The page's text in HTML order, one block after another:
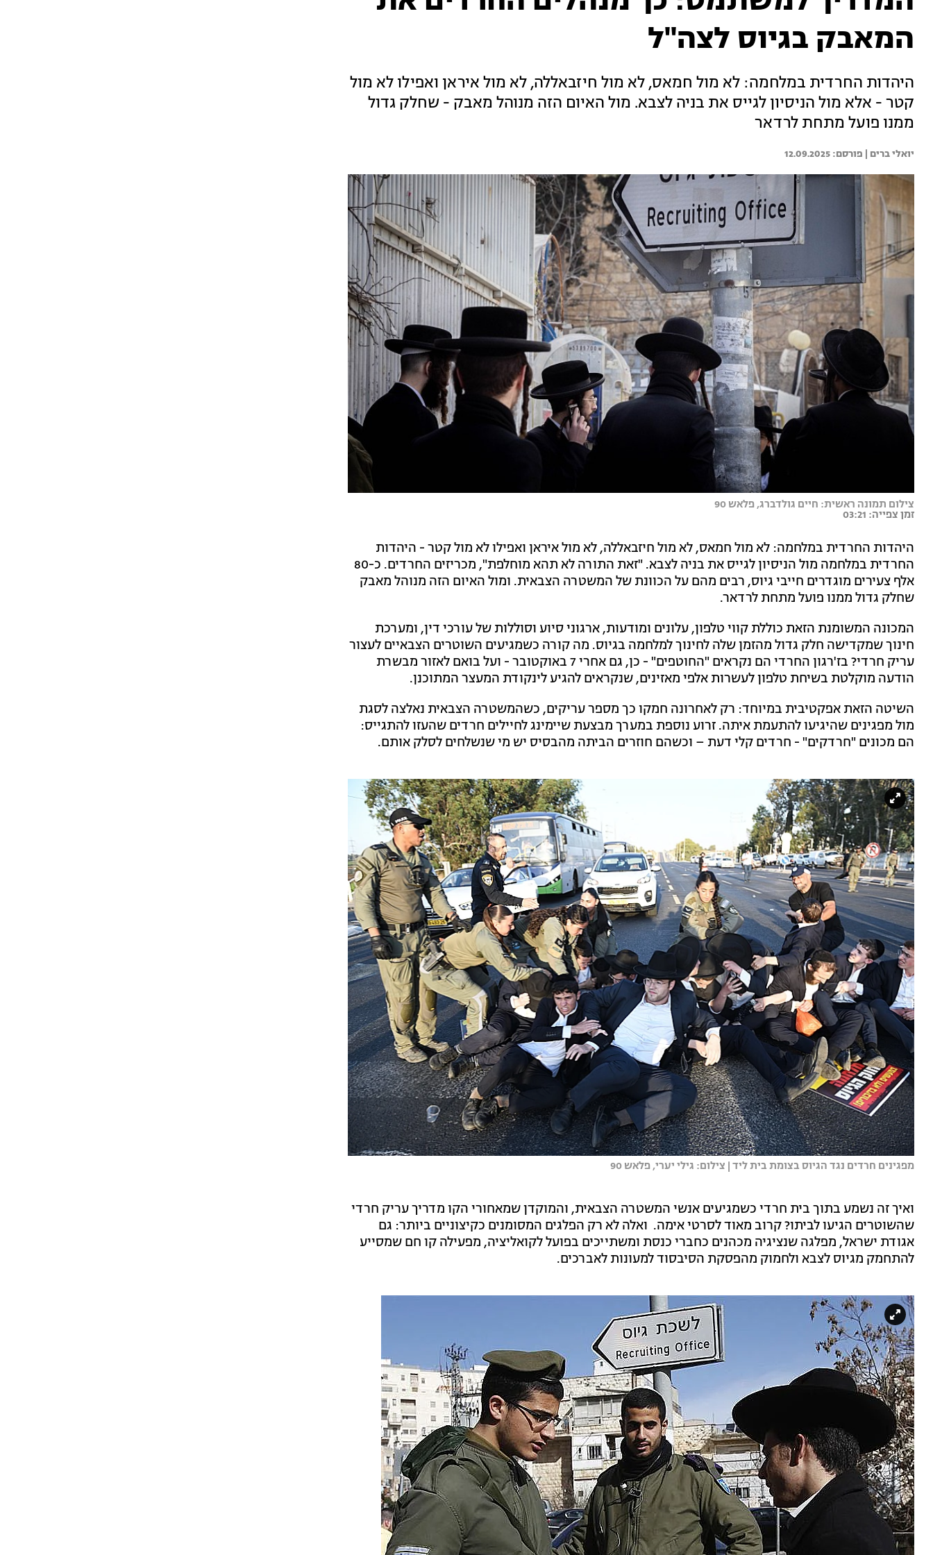
המאבק בגיוס לצה"ל
היהדות החרדית במלחמה: לא מול חמאס, לא מול חיזבאללה, לא מול איראן ואפילו לא מול
קטר - אלא מול הניסיון לגייס את בניה לצבא. מול האיום הזה מנוהל מאבק - שחלק גדול
ממנו פועל מתחת לרדאר
יואלי ברים | 12.09.2025
צילום תמונה ראשית: חיים גולדברג, פלאש 90
זמן צפייה: 03:21
היהדות החרדית במלחמה: לא מול חמאס, לא מול חיזבאללה, לא מול איראן ואפילו לא מול קטר - היהדות
החרדית במלחמה מול הניסיון לגייס את בניה לצבא. "זאת התורה לא תהא מוחלפת", מכריזים החרדים. כ-80
אלף צעירים מוגדרים חייבי גיוס, רבים מהם על הכוונת של המשטרה הצבאית. ומול האיום הזה מנוהל מאבק
שחלק גדול ממנו פועל מתחת לרדאר.
המכונה המשומנת הזאת כוללת קווי טלפון, עלונים ומודעות, ארגוני סיוע וסוללות של עורכי דין, ומערכת
חינוך שמקדישה חלק גדול מהזמן שלה לחינוך למלחמה בגיוס. מה קורה כשמגיעים השוטרים הצבאיים לעצור
עריק חרדי? בז'רגון החרדי הם נקראים "החוטפים" - כן, גם אחרי 7 באוקטובר - ועל בואם לאזור מבשרת
הודעה מוקלטת בשיחת טלפון לעשרות אלפי מאזינים, שנקראים להגיע לינקודת המעצר המתוכנן.
השיטה הזאת אפקטיבית במיוחד: רק לאחרונה חמקו כך מספר עריקים, כשהמשטרה הצבאית נאלצה לסגת
מול מפגינים שהיגיעו להתעמת איתה. זרוע נוספת במערך מבצעת שיימינג לחיילים חרדים שהעזו להתגייס:
הם מכונים "חרדקים" - חרדים קלי דעת – וכשהם חוזרים הביתה מהבסיס יש מי שנשלחים לסלק אותם.
מפגינים חרדים נגד הגיוס בצומת בית ליד | צילום: גילי יערי, פלאש 90
ואיך זה נשמע בתוך בית חרדי כשמגיעים אנשי המשטרה הצבאית, והמוקדן שמאחורי הקו מדריך עריק חרדי
שהשוטרים הגיעו לביתו? קרוב מאוד לסרטי אימה. ואלה לא רק הפלגים המסומנים כקיצוניים ביותר: גם
אגודת ישראל, מפלגה שנציגיה מכהנים כחברי כנסת ומשתייכים בפועל לקואליציה, מפעילה קו חם שמסייע
להתחמק מגיוס לצבא ולחמוק מהפסקת הסיבסוד למעונות לאברכים.